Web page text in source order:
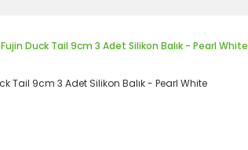
Fujin Duck Tail 9cm 3 Adet Silikon Balık - Pearl White